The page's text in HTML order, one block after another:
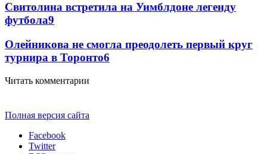
Свитолина встретила на Уимблдоне легенду
футбола9
Олейникова не смогла преодолеть первый круг
турнира в Торонто6
Читать комментарии
Полная версия сайта
Facebook
Twitter